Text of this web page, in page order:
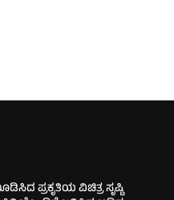
ಪ್ರಕೃತಿಯ ವಿಚಿತ್ರ ಸೃಷ್ಟಿ